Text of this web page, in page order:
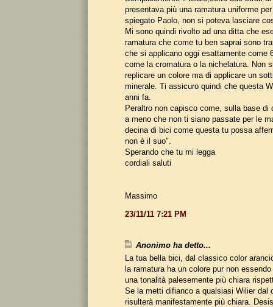
presentava più una ramatura uniforme
spiegato Paolo, non si poteva lasciare
Mi sono quindi rivolto ad una ditta che
ramatura che come tu ben saprai sono
che si applicano oggi esattamente come
come la cromatura o la nichelatura. Non
replicare un colore ma di applicare un
minerale. Ti assicuro quindi che questa
anni fa.
Peraltro non capisco come, sulla base di
a meno che non ti siano passate per le
decina di bici come questa tu possa
non è il suo".
Sperando che tu mi legga
cordiali saluti
Massimo
23/11/11 7:21 PM
Anonimo ha detto...
La tua bella bici, dal classico color
la ramatura ha un colore pur non
una tonalità palesemente più chiara
Se la metti difianco a qualsiasi Wilier dal
risulterà manifestamente più chiara.